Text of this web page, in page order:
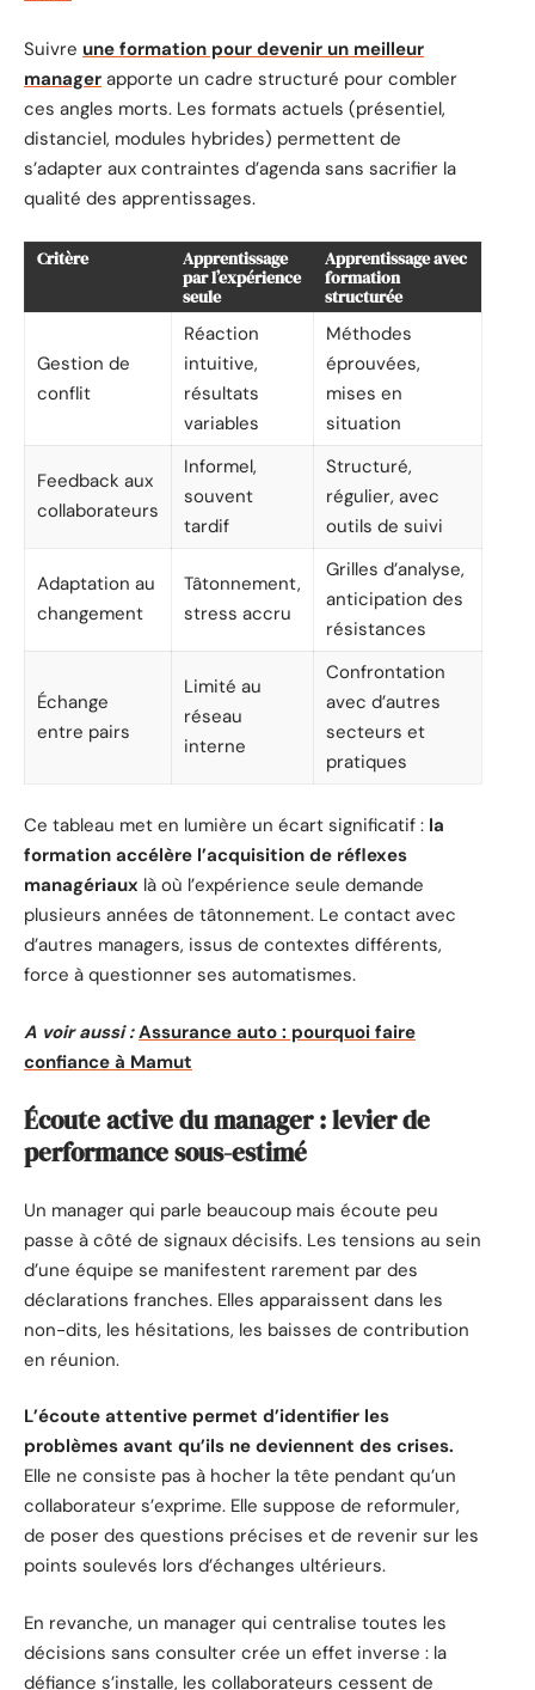
Suivre une formation pour devenir un meilleur
manager apporte un cadre structuré pour combler
ces angles morts. Les formats actuels (présentiel,
distanciel, modules hybrides) permettent de
s’adapter aux contraintes d’agenda sans sacrifier la
qualité des apprentissages.
Critère
Apprentissage
par l’expérience
seule
Apprentissage avec
formation
structurée
Gestion de
conflit
Réaction
intuitive,
résultats
variables
Méthodes
éprouvées,
mises en
situation
Feedback aux
collaborateurs
Informel,
souvent
tardif
Structuré,
régulier, avec
outils de suivi
Adaptation au
changement
Tâtonnement,
stress accru
Grilles d’analyse,
anticipation des
résistances
Échange
entre pairs
Limité au
réseau
interne
Confrontation
avec d’autres
secteurs et
pratiques
Ce tableau met en lumière un écart significatif : la
formation accélère l’acquisition de réflexes
managériaux là où l’expérience seule demande
plusieurs années de tâtonnement. Le contact avec
d’autres managers, issus de contextes différents,
force à questionner ses automatismes.
A voir aussi : Assurance auto : pourquoi faire
confiance à Mamut
Écoute active du manager : levier de
performance sous-estimé
Un manager qui parle beaucoup mais écoute peu
passe à côté de signaux décisifs. Les tensions au sein
d’une équipe se manifestent rarement par des
déclarations franches. Elles apparaissent dans les
non-dits, les hésitations, les baisses de contribution
en réunion.
L’écoute attentive permet d’identifier les
problèmes avant qu’ils ne deviennent des crises.
Elle ne consiste pas à hocher la tête pendant qu’un
collaborateur s’exprime. Elle suppose de reformuler,
de poser des questions précises et de revenir sur les
points soulevés lors d’échanges ultérieurs.
En revanche, un manager qui centralise toutes les
décisions sans consulter crée un effet inverse : la
défiance s’installe, les collaborateurs cessent de